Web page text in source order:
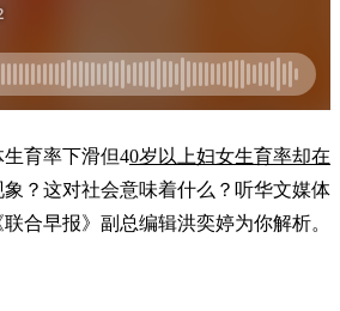
育率下滑但40岁以上妇女生育率却在
？这对社会意味着什么？听华文媒体
合早报》副总编辑洪奕婷为你解析。